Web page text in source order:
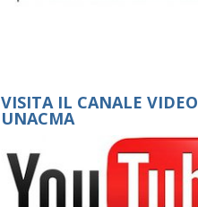
VISITA IL CANALE VIDEO
UNACMA